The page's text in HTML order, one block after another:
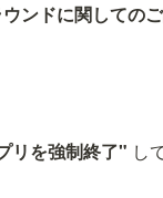
ンドに関しての
リを強制終了" し